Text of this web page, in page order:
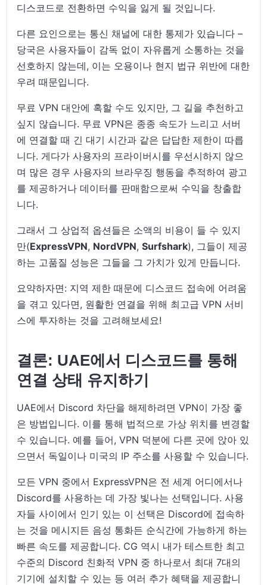
디스코드로 전환하면 수익을 잃게 될 것입니다.
다른 요인으로는 통신 채널에 대한 통제가 있습니다 –
당국은 사용자들이 감독 없이 자유롭게 소통하는 것을
선호하지 않는데, 이는 오용이나 현지 법규 위반에 대한
우려 때문입니다.
무료 VPN 대안에 혹할 수도 있지만, 그 길을 추천하고
싶지 않습니다. 무료 VPN은 종종 속도가 느리고 서버
에 연결할 때 긴 대기 시간과 같은 답답한 제한이 따릅
니다. 게다가 사용자의 프라이버시를 우선시하지 않으
며 많은 경우 사용자의 브라우징 행동을 추적하여 광고
를 제공하거나 데이터를 판매함으로써 수익을 창출합
니다.
그래서 그 상업적 옵션들은 소액의 비용이 들 수 있지
만(ExpressVPN, NordVPN,Surfshark), 그들이 제공
하는 고품질 성능은 그들을 그 가치가 있게 만듭니다.
요약하자면: 지역 제한 때문에 디스코드 접속에 어려움
을 겪고 있다면, 원활한 연결을 위해 최고급 VPN 서비
스에 투자하는 것을 고려해보세요!
결론: UAE에서 디스코드를 통해
연결 상태 유지하기
UAE에서 Discord 차단을 해제하려면 VPN이 가장 좋
은 방법입니다. 이를 통해 법적으로 가상 위치를 변경할
수 있습니다. 예를 들어, VPN 덕분에 다른 곳에 앉아 있
으면서 독일이나 미국의 IP 주소를 사용할 수 있습니다.
모든 VPN 중에서 ExpressVPN은 전 세계 어디에서나
Discord를 사용하는 데 가장 빛나는 선택입니다. 사용
자들 사이에서 인기 있는 이 선택은 Discord에 접속하
는 것을 메시지든 음성 통화든 순식간에 가능하게 하는
빠른 속도를 제공합니다. CG 역시 내가 테스트한 최고
수준의 Discord 친화적 VPN 중 하나로서 최대 7대의
기기에 설치할 수 있는 등 여러 추가 혜택을 제공합니